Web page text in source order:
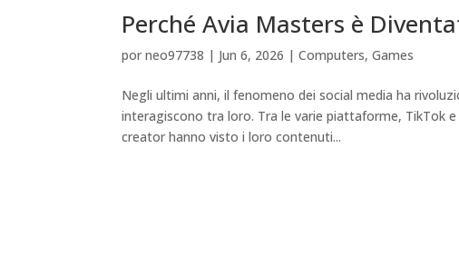
Perché Avia Masters è
porneo97738 | Jun 6, 2026 |Computers, Games
Negli ultimi anni, il fenomeno dei social media ha
interagiscono tra loro. Tra le varie piattaforme, TikTok
creator hanno visto i loro contenuti...